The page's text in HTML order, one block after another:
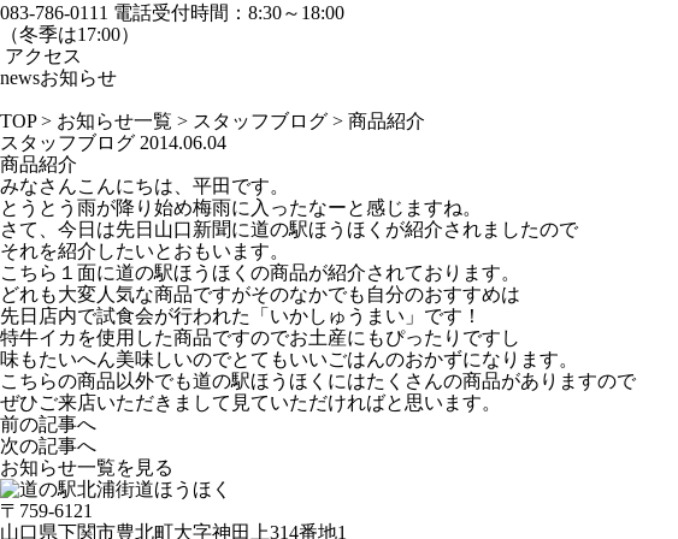
083-786-0111 電話受付時間：8:30～18:00
（冬季は17:00）
アクセス
newsお知らせ
TOP> お知らせ一覧 > スタッフブログ > 商品紹介
スタッフブログ 2014.06.04
商品紹介
みなさんこんにちは、平田です。
とうとう雨が降り始め梅雨に入ったなーと感じますね。
さて、今日は先日山口新聞に道の駅ほうほくが紹介されましたので
それを紹介したいとおもいます。
こちら１面に道の駅ほうほくの商品が紹介されております。
どれも大変人気な商品ですがそのなかでも自分のおすすめは
先日店内で試食会が行われた「いかしゅうまい」です！
特牛イカを使用した商品ですのでお土産にもぴったりですし
味もたいへん美味しいのでとてもいいごはんのおかずになります。
こちらの商品以外でも道の駅ほうほくにはたくさんの商品がありますので
ぜひご来店いただきまして見ていただければと思います。
前の記事へ
次の記事へ
お知らせ一覧を見る
〒759-6121
山口県下関市豊北町大字神田上314番地1